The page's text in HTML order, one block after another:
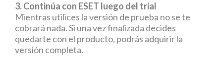
3. Continúa con ESET luego del trial
Mientras utilices la versión de prueba no se te
cobrará nada. Si una vez finalizada decides
quedarte con el producto, podrás adquirir la
versión completa.